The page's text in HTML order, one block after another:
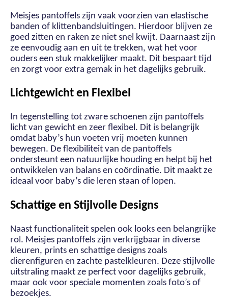
Meisjes pantoffels zijn vaak voorzien van elastische
banden of klittenbandsluitingen. Hierdoor blijven ze
goed zitten en raken ze niet snel kwijt. Daarnaast zijn
ze eenvoudig aan en uit te trekken, wat het voor
ouders een stuk makkelijker maakt. Dit bespaart tijd
en zorgt voor extra gemak in het dagelijks gebruik.
Lichtgewicht en Flexibel
In tegenstelling tot zware schoenen zijn pantoffels
licht van gewicht en zeer flexibel. Dit is belangrijk
omdat baby’s hun voeten vrij moeten kunnen
bewegen. De flexibiliteit van de pantoffels
ondersteunt een natuurlijke houding en helpt bij het
ontwikkelen van balans en coördinatie. Dit maakt ze
ideaal voor baby’s die leren staan of lopen.
Schattige en Stijlvolle Designs
Naast functionaliteit spelen ook looks een belangrijke
rol. Meisjes pantoffels zijn verkrijgbaar in diverse
kleuren, prints en schattige designs zoals
dierenfiguren en zachte pastelkleuren. Deze stijlvolle
uitstraling maakt ze perfect voor dagelijks gebruik,
maar ook voor speciale momenten zoals foto’s of
bezoekjes.